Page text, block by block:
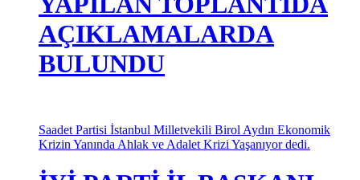
AYDIN ÜSKÜDAR’DA
YAPILAN TOPLANTIDA
BULUNDU